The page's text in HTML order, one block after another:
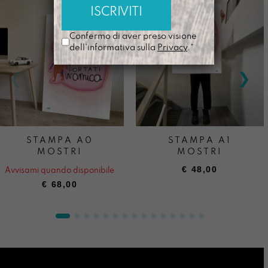
STAMPA A0
MOSTRI
Avvisami quando disponibile
€ 68,00
STAMPA A1
MOSTRI
€ 48,00
Confermo di aver preso visione
dell'informativa sulla Privacy.*